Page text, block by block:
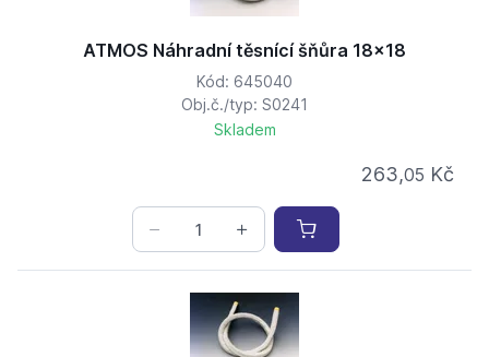
ATMOS Náhradní těsnící šňůra 18x18
Kód: 645040
Obj.č./typ: S0241
Skladem
263,05 Kč